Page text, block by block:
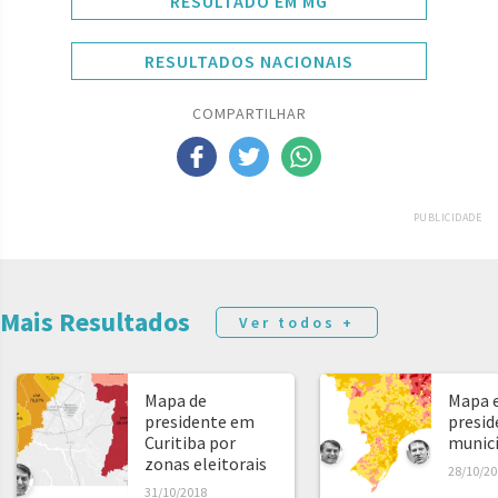
RESULTADOS NACIONAIS
COMPARTILHAR
PUBLICIDADE
Mais Resultados Ver todos +
Mapa de
presidente em
Curitiba por
zonas eleitorais
31/10/2018
Mapa
28/10/